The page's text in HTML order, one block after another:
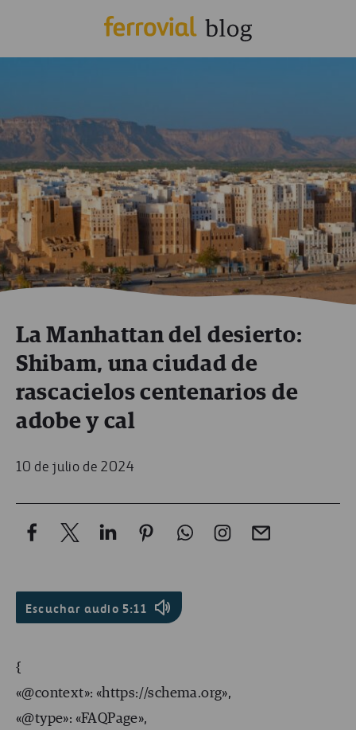
La Manhattan del desierto:
Shibam, una ciudad de
rascacielos centenarios de
adobe y cal
10 de julio de 2024
Escuchar audio 5:11
{
«@context»: «https://schema.org»,
«@type»: «FAQPage»,